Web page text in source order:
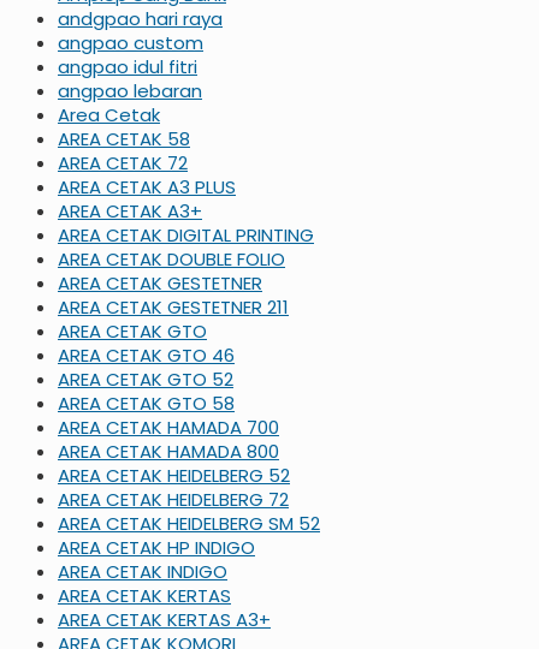
andgpao hari raya
angpao custom
angpao idul fitri
angpao lebaran
Area Cetak
AREA CETAK 58
AREA CETAK 72
AREA CETAK A3 PLUS
AREA CETAK A3+
AREA CETAK DIGITAL PRINTING
AREA CETAK DOUBLE FOLIO
AREA CETAK GESTETNER
AREA CETAK GESTETNER 211
AREA CETAK GTO
AREA CETAK GTO 46
AREA CETAK GTO 52
AREA CETAK GTO 58
AREA CETAK HAMADA 700
AREA CETAK HAMADA 800
AREA CETAK HEIDELBERG 52
AREA CETAK HEIDELBERG 72
AREA CETAK HEIDELBERG SM 52
AREA CETAK HP INDIGO
AREA CETAK INDIGO
AREA CETAK KERTAS
AREA CETAK KERTAS A3+
AREA CETAK KOMORI